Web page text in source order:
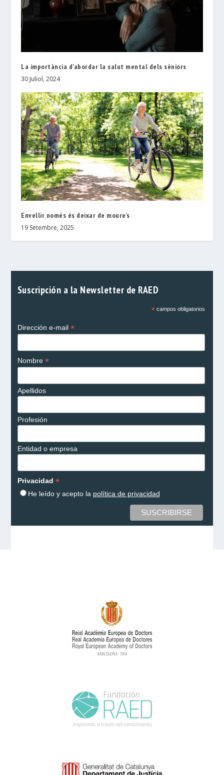
La importància d’abordar la salut mental dels sèniors
30 Juliol, 2024
Envellir només és deixar de moure’s
19 Setembre, 2025
Suscripción a la Newsletter de RAED
*campos obligatorios
Dirección e-mail *
Nombre *
Apellidos
Profesión
Entidad o empresa
Privacidad *
He leído y acepto la política de privacidad